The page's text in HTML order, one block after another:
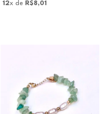
12x de R$8,01